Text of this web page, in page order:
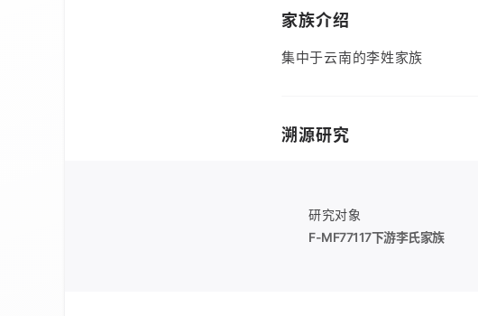
家族介绍
集中于云南的李姓家族
溯源研究
研究对象
F-MF77117下游李氏家族